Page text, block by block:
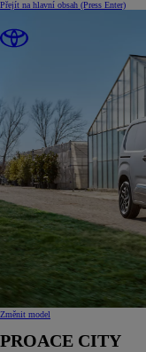
Přejít na hlavní obsah (Press Enter)
Změnit model
PROACE CITY